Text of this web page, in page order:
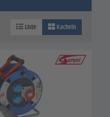
Liste Kacheln